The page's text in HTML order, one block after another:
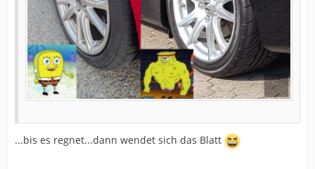
...bis es regnet...dann wendet sich das Blatt